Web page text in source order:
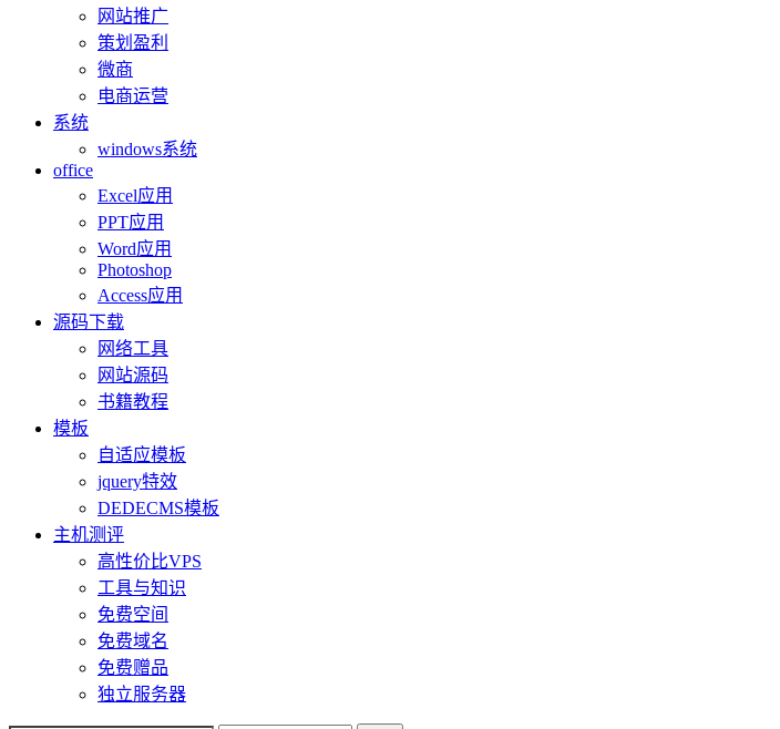
网站推广
策划盈利
微商
电商运营
系统
windows系统
office
Excel应用
PPT应用
Word应用
Photoshop
Access应用
源码下载
网络工具
网站源码
书籍教程
模板
自适应模板
jquery特效
DEDECMS模板
主机测评
高性价比VPS
工具与知识
免费空间
免费域名
免费赠品
独立服务器